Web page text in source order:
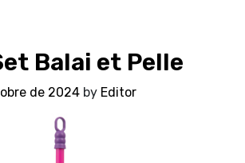
Balai et Pelle
de 2024 by Editor